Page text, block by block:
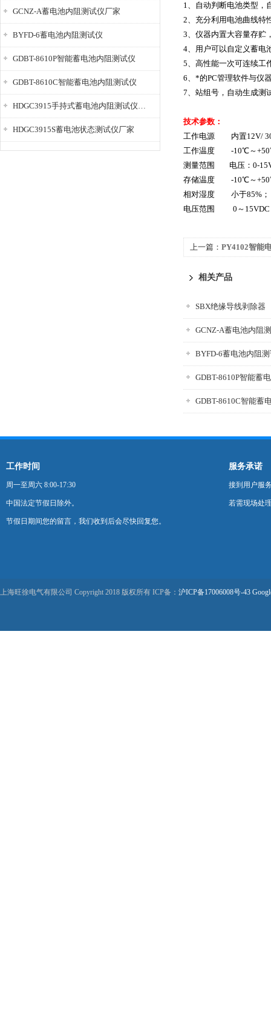
GCNZ-A蓄电池内阻测试仪厂家
BYFD-6蓄电池内阻测试仪
GDBT-8610P智能蓄电池内阻测试仪
GDBT-8610C智能蓄电池内阻测试仪
HDGC3915手持式蓄电池内阻测试仪厂家
HDGC3915S蓄电池状态测试仪厂家
1、自动判断电池类型，
2、充分利用电池曲线特
3、仪器内置大容量存贮
4、用户可以自定义蓄电
5、高性能一次可连续工
6、*的PC管理软件与仪
7、站组号，自动生成测
技术参数：
工作电源 内置12V/
工作温度 -10℃～
测量范围 电压：0-
存储温度 -10℃～
相对湿度 小于85%；
电压范围 0～15VDC
上一篇： PY4102智能
相关产品
SBX绝缘导线剥除器
GCNZ-A蓄电池内阻
BYFD-6蓄电池内阻
GDBT-8610P智能蓄
GDBT-8610C智能蓄
工作时间
周一至周六 8:00-17:30
中国法定节假日除外。
节假日期间您的留言，我们收到后会尽快回复您。
服务承诺
接到用户服
若需现场处
上海旺徐电气有限公司 Copyright 2018 版权所有 ICP备： 沪ICP备17006008号-43